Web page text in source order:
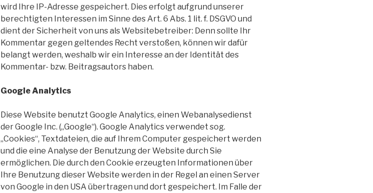
wird Ihre IP-Adresse gespeichert. Dies erfolgt aufgrund unserer
berechtigten Interessen im Sinne des Art. 6 Abs. 1 lit. f. DSGVO und
dient der Sicherheit von uns als Websitebetreiber: Denn sollte Ihr
Kommentar gegen geltendes Recht verstoßen, können wir dafür
belangt werden, weshalb wir ein Interesse an der Identität des
Kommentar- bzw. Beitragsautors haben.
Google Analytics
Diese Website benutzt Google Analytics, einen Webanalysedienst
der Google Inc. („Google“). Google Analytics verwendet sog.
„Cookies“, Textdateien, die auf Ihrem Computer gespeichert werden
und die eine Analyse der Benutzung der Website durch Sie
ermöglichen. Die durch den Cookie erzeugten Informationen über
Ihre Benutzung dieser Website werden in der Regel an einen Server
von Google in den USA übertragen und dort gespeichert. Im Falle der